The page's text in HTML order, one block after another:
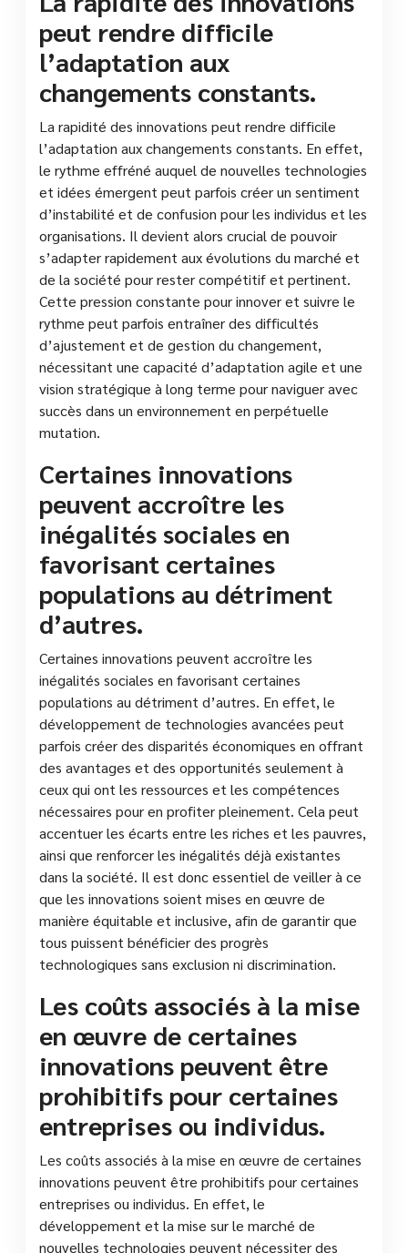
peut rendre difficile
l’adaptation aux
changements constants.
La rapidité des innovations peut rendre difficile
l’adaptation aux changements constants. En effet,
le rythme effréné auquel de nouvelles technologies
et idées émergent peut parfois créer un sentiment
d’instabilité et de confusion pour les individus et les
organisations. Il devient alors crucial de pouvoir
s’adapter rapidement aux évolutions du marché et
de la société pour rester compétitif et pertinent.
Cette pression constante pour innover et suivre le
rythme peut parfois entraîner des difficultés
d’ajustement et de gestion du changement,
nécessitant une capacité d’adaptation agile et une
vision stratégique à long terme pour naviguer avec
succès dans un environnement en perpétuelle
mutation.
Certaines innovations
peuvent accroître les
inégalités sociales en
favorisant certaines
populations au détriment
d’autres.
Certaines innovations peuvent accroître les
inégalités sociales en favorisant certaines
populations au détriment d’autres. En effet, le
développement de technologies avancées peut
parfois créer des disparités économiques en offrant
des avantages et des opportunités seulement à
ceux qui ont les ressources et les compétences
nécessaires pour en profiter pleinement. Cela peut
accentuer les écarts entre les riches et les pauvres,
ainsi que renforcer les inégalités déjà existantes
dans la société. Il est donc essentiel de veiller à ce
que les innovations soient mises en œuvre de
manière équitable et inclusive, afin de garantir que
tous puissent bénéficier des progrès
technologiques sans exclusion ni discrimination.
Les coûts associés à la mise
en œuvre de certaines
innovations peuvent être
prohibitifs pour certaines
entreprises ou individus.
Les coûts associés à la mise en œuvre de certaines
innovations peuvent être prohibitifs pour certaines
entreprises ou individus. En effet, le
développement et la mise sur le marché de
nouvelles technologies peuvent nécessiter des